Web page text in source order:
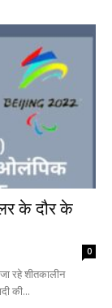
के दौर के
0
रहे शीतकालीन
की...